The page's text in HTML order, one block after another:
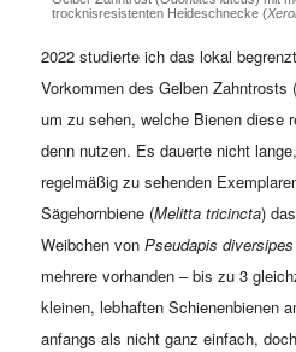
trocknisresistenten Heideschnecke (
2022 studierte ich das lokal
Vorkommen des Gelben Zahntrosts
um zu sehen, welche Bienen diese
denn nutzen. Es dauerte nicht
regelmäßig zu sehenden
Sägehornbiene (Melitta tricincta)
Weibchen vonPseudapis diversipes
mehrere vorhanden – bis zu 3
kleinen, lebhaften Schienenbienen
anfangs als nicht ganz einfach,